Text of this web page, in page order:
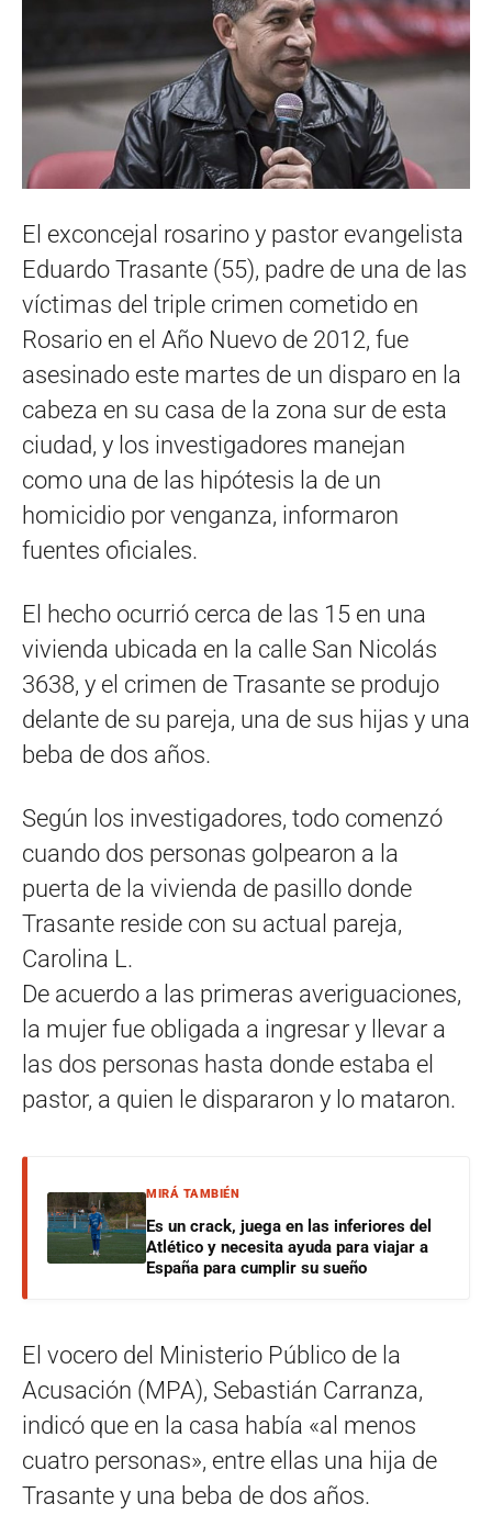
El exconcejal rosarino y pastor evangelista
Eduardo Trasante (55), padre de una de las
víctimas del triple crimen cometido en
Rosario en el Año Nuevo de 2012, fue
asesinado este martes de un disparo en la
cabeza en su casa de la zona sur de esta
ciudad, y los investigadores manejan
como una de las hipótesis la de un
homicidio por venganza, informaron
fuentes oficiales.
El hecho ocurrió cerca de las 15 en una
vivienda ubicada en la calle San Nicolás
3638, y el crimen de Trasante se produjo
delante de su pareja, una de sus hijas y una
beba de dos años.
Según los investigadores, todo comenzó
cuando dos personas golpearon a la
puerta de la vivienda de pasillo donde
Trasante reside con su actual pareja,
Carolina L.
De acuerdo a las primeras averiguaciones,
la mujer fue obligada a ingresar y llevar a
las dos personas hasta donde estaba el
pastor, a quien le dispararon y lo mataron.
MIRÁ TAMBIÉN
Es un crack, juega en las inferiores del
Atlético y necesita ayuda para viajar a
España para cumplir su sueño
El vocero del Ministerio Público de la
Acusación (MPA), Sebastián Carranza,
indicó que en la casa había «al menos
cuatro personas», entre ellas una hija de
Trasante y una beba de dos años.